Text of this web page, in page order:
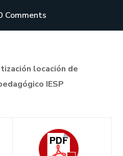
Comments
locación de
IESP